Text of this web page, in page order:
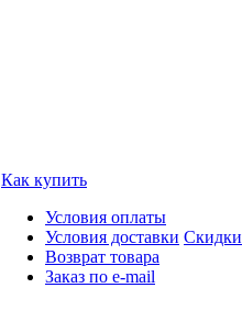
Как купить
Условия оплаты
Условия доставки
Возврат товара
Заказ по e-mail
Скидки